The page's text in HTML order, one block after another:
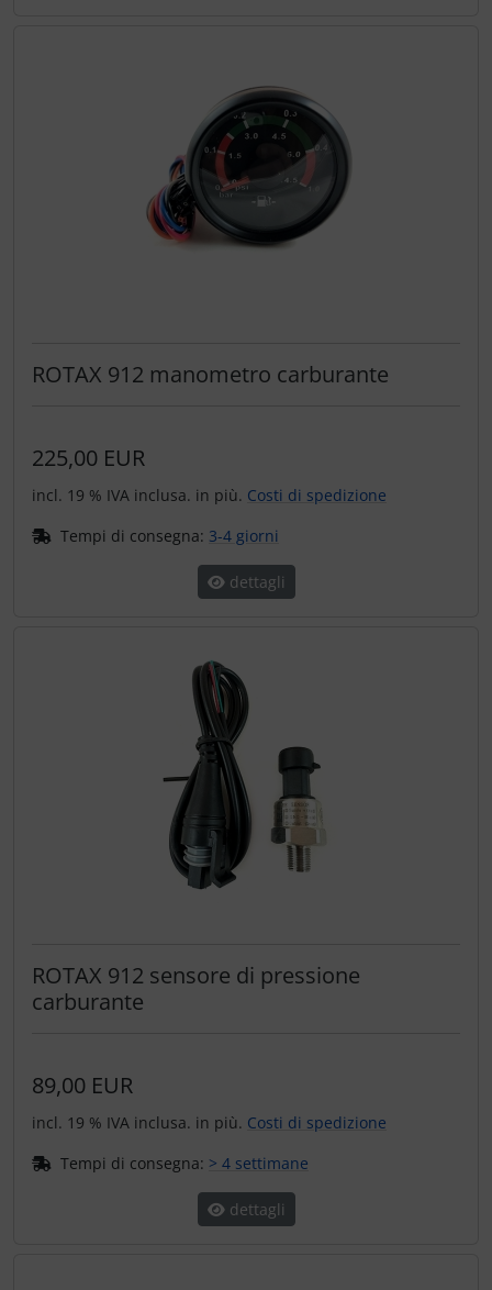
ROTAX 912 manometro carburante
225,00 EUR
incl. 19 % IVA inclusa. in più. Costi di spedizione
Tempi di consegna: 3-4 giorni
dettagli
ROTAX 912 sensore di pressione
carburante
89,00 EUR
incl. 19 % IVA inclusa. in più. Costi di spedizione
Tempi di consegna: > 4 settimane
dettagli